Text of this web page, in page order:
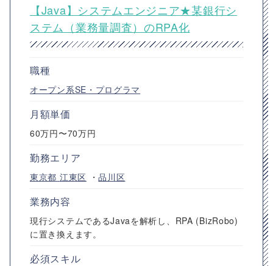
【Java】システムエンジニア★某銀行シ
ステム（業務量調査）のRPA化
職種
オープン系SE・プログラマ
月額単価
60万円〜70万円
勤務エリア
東京都 江東区 ・品川区
業務内容
現行システムであるJavaを解析し、RPA (BizRobo)
に置き換えます。
必須スキル